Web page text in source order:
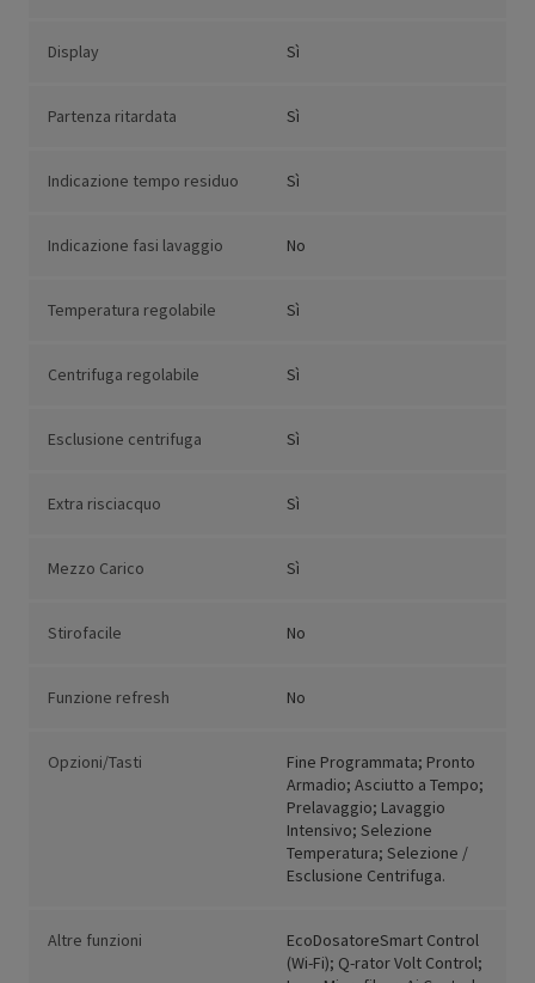
Display Sì
Partenza ritardata Sì
Indicazione tempo residuo Sì
Indicazione fasi lavaggio No
Temperatura regolabile Sì
Centrifuga regolabile Sì
Esclusione centrifuga Sì
Extra risciacquo Sì
Mezzo Carico Sì
Stirofacile No
Funzione refresh No
Opzioni/Tasti
Fine Programmata; Pronto
Armadio; Asciutto a Tempo;
Prelavaggio; Lavaggio
Intensivo; Selezione
Temperatura; Selezione /
Esclusione Centrifuga.
Altre funzioni
EcoDosatoreSmart Control
(Wi-Fi); Q-rator Volt Control;